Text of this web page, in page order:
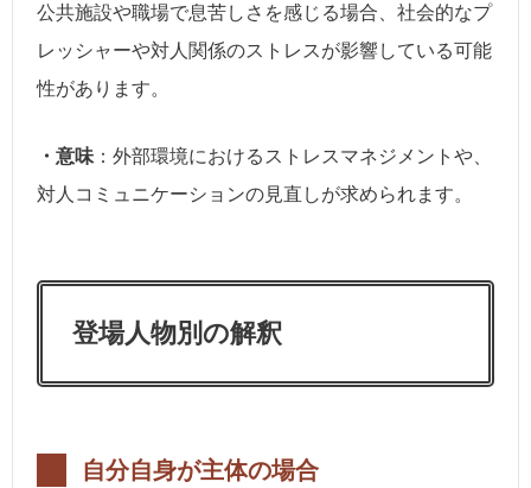
公共施設や職場で息苦しさを感じる場合、社会的なプ
レッシャーや対人関係のストレスが影響している可能
性があります。
・意味 ：外部環境におけるストレスマネジメントや、
対人コミュニケーションの見直しが求められます。
登場人物別の解釈
自分自身が主体の場合